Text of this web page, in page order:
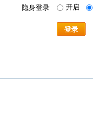
隐身登录 开启
登录